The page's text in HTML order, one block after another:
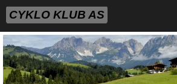
CYKLO KLUB AS